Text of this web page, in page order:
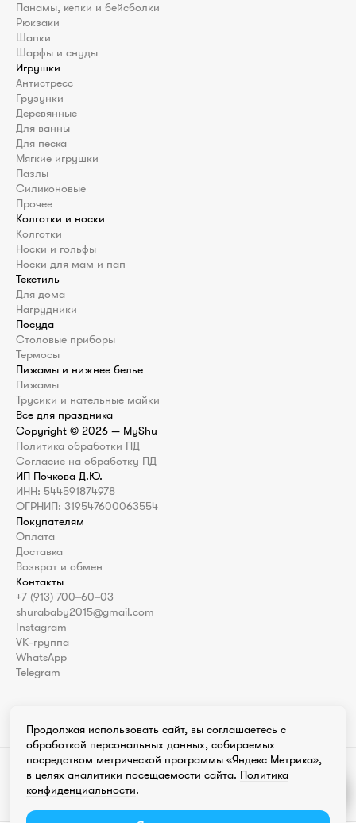
Панамы, кепки и бейсболки
Рюкзаки
Шапки
Шарфы и снуды
Игрушки
Антистресс
Грузунки
Деревянные
Для ванны
Для песка
Мягкие игрушки
Пазлы
Силиконовые
Прочее
Колготки и носки
Колготки
Носки и гольфы
Носки для мам и пап
Текстиль
Для дома
Нагрудники
Посуда
Столовые приборы
Термосы
Пижамы и нижнее белье
Пижамы
Трусики и нательные майки
Все для праздника
Copyright © 2026 — MyShu
Политика обработки ПД
Согласие на обработку ПД
ИП Почкова Д.Ю.
ИНН: 544591874978
ОГРНИП: 319547600063554
Покупателям
Оплата
Доставка
Возврат и обмен
Контакты
+7 (913) 700‒60‒03
shurababy2015@gmail.com
Instagram
VK-группа
WhatsApp
Telegram
Instagram продукт компании Meta которая признана экстремистской
организацией в России
Продолжая использовать сайт, вы соглашаетесь с
обработкой персональных данных, собираемых
посредством метрической программы «Яндекс Метрика»,
в целях аналитики посещаемости сайта. Политика
конфиденциальности.